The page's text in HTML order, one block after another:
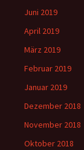
Juni 2019
April 2019
März 2019
Februar 2019
Januar 2019
Dezember 2018
November 2018
Oktober 2018